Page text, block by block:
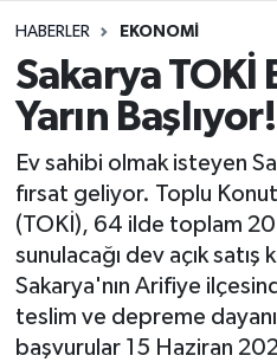
HABERLER EKONOMİ
Sakarya TOKİ
Yarın Başlıyor!
Ev sahibi olmak isteyen
fırsat geliyor. Toplu Konut
(TOKİ), 64 ilde toplam 20
sunulacağı dev açık satış
Sakarya'nın Arifiye
teslim ve depreme
başvurular 15 Haziran